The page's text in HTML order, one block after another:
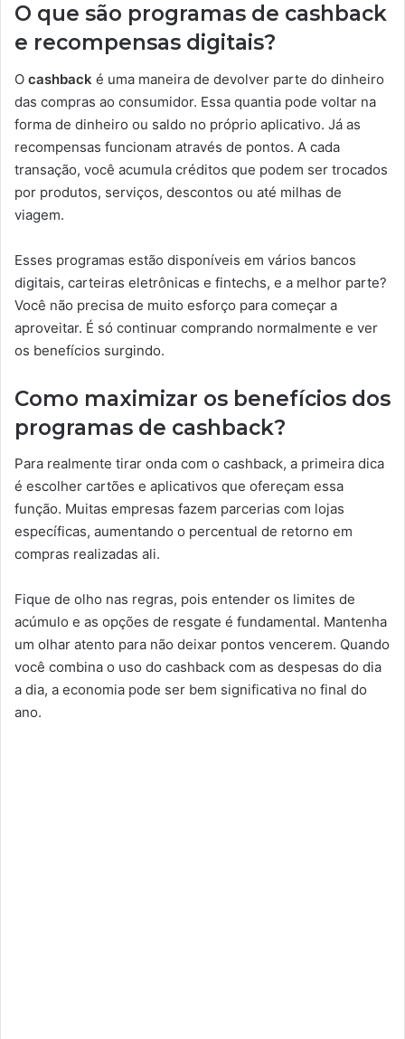
O que são programas de cashback
e recompensas digitais?
O cashback é uma maneira de devolver parte do dinheiro
das compras ao consumidor. Essa quantia pode voltar na
forma de dinheiro ou saldo no próprio aplicativo. Já as
recompensas funcionam através de pontos. A cada
transação, você acumula créditos que podem ser trocados
por produtos, serviços, descontos ou até milhas de
viagem.
Esses programas estão disponíveis em vários bancos
digitais, carteiras eletrônicas e fintechs, e a melhor parte?
Você não precisa de muito esforço para começar a
aproveitar. É só continuar comprando normalmente e ver
os benefícios surgindo.
Como maximizar os benefícios dos
programas de cashback?
Para realmente tirar onda com o cashback, a primeira dica
é escolher cartões e aplicativos que ofereçam essa
função. Muitas empresas fazem parcerias com lojas
específicas, aumentando o percentual de retorno em
compras realizadas ali.
Fique de olho nas regras, pois entender os limites de
acúmulo e as opções de resgate é fundamental. Mantenha
um olhar atento para não deixar pontos vencerem. Quando
você combina o uso do cashback com as despesas do dia
a dia, a economia pode ser bem significativa no final do
ano.